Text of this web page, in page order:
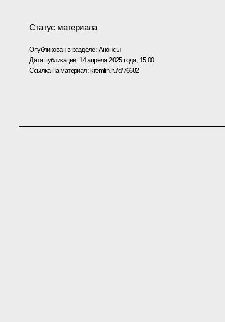
Статус материала
Опубликован в разделе: Анонсы
Дата публикации: 14 апреля 2025 года, 15:00
Ссылка на материал:kremlin.ru/d/76682